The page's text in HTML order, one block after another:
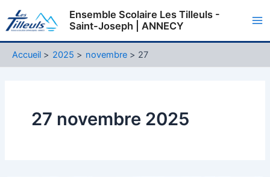
au
Ensemble Scolaire Les Tilleuls -
Saint-Joseph | ANNECY
Accueil 2025 novembre 27
27 novembre 2025